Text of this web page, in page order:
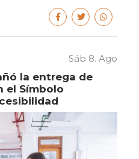
Sáb 8. Ago
la entrega de
el Símbolo